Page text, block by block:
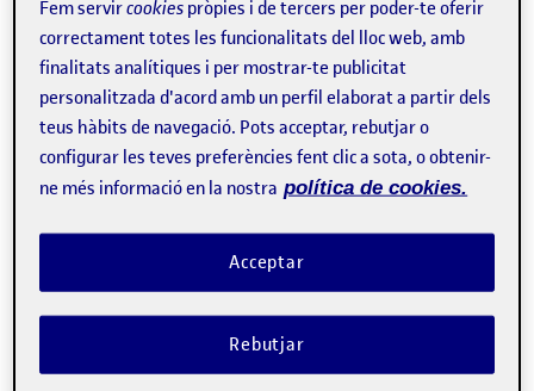
20-01-2026 17:00
Online
Organitzat perEstudios de Informática,
Multimedia y Telecomunicación
Tweet
Fem servircookies pròpies i de tercers per poder-te oferir
correctament totes les funcionalitats del lloc web, amb
finalitats analítiques i per mostrar-te publicitat
personalitzada d'acord amb un perfil elaborat a partir dels
teus hàbits de navegació. Pots acceptar, rebutjar o
configurar les teves preferències fent clic a sota, o obtenir-
ne més informació en la nostra política de cookies.
Rebutjar
Acceptar